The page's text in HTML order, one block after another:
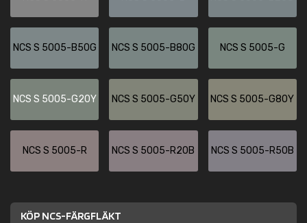
NCS S 5005-B50G NCS S 5005-B80G NCS S 5005-G
NCS S 5005-G20Y NCS S 5005-G50Y NCS S 5005-G80Y
NCS S 5005-R NCS S 5005-R20B NCS S 5005-R50B
KÖP NCS-FÄRGFLÄKT